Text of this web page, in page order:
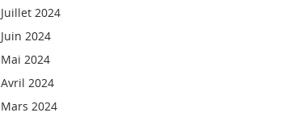
Juillet 2024
Juin 2024
Mai 2024
Avril 2024
Mars 2024